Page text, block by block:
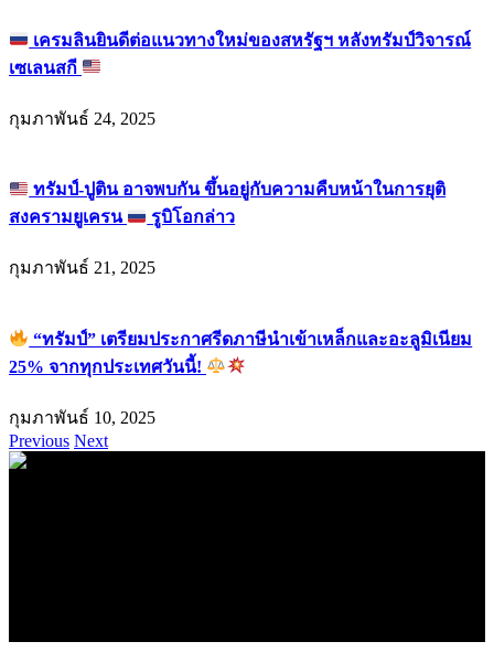
เครมลินยินดีต่อแนวทางใหม่ของสหรัฐฯ หลังทรัมป์วิจารณ์
เซเลนสกี
กุมภาพันธ์ 24, 2025
ทรัมป์-ปูติน อาจพบกัน ขึ้นอยู่กับความคืบหน้าในการยุติ
สงครามยูเครน
รูบิโอกล่าว
กุมภาพันธ์ 21, 2025
“ทรัมป์” เตรียมประกาศรีดภาษีนำเข้าเหล็กและอะลูมิเนียม
25% จากทุกประเทศวันนี้!
กุมภาพันธ์ 10, 2025
Previous Next